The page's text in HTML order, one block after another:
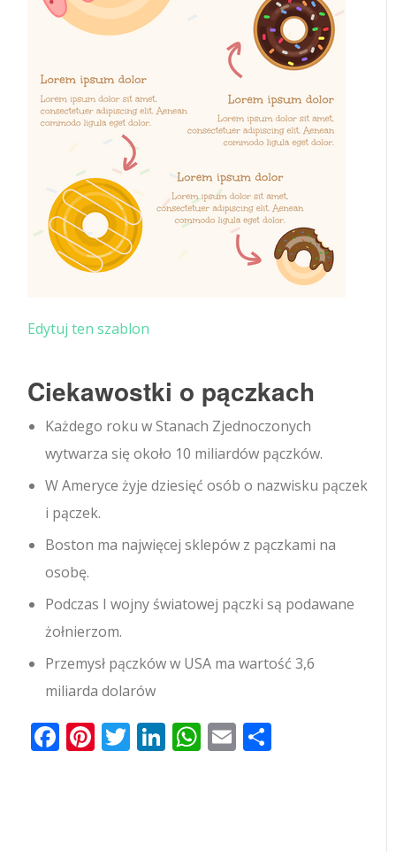
Edytuj ten szablon
Ciekawostki o pączkach
Każdego roku w Stanach Zjednoczonych
wytwarza się około 10 miliardów pączków.
W Ameryce żyje dziesięć osób o nazwisku pączek
i pączek.
Boston ma najwięcej sklepów z pączkami na
osobę.
Podczas I wojny światowej pączki są podawane
żołnierzom.
Przemysł pączków w USA ma wartość 3,6
miliarda dolarów
Facebook
Pinterest
Twitter
LinkedIn
WhatsApp
Email